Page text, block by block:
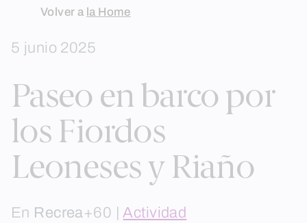
content
Volver a la Home
5 junio 2025
Paseo en barco por
los Fiordos
Leoneses y Riaño
En Recrea+60 |Actividad